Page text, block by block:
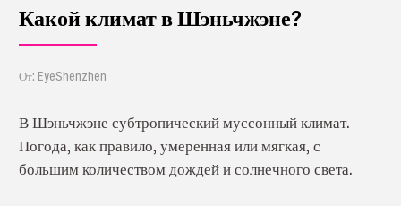
Какой климат в Шэньчжэне?
От: EyeShenzhen
В Шэньчжэне субтропический муссонный климат.
Погода, как правило, умеренная или мягкая, с
большим количеством дождей и солнечного света.